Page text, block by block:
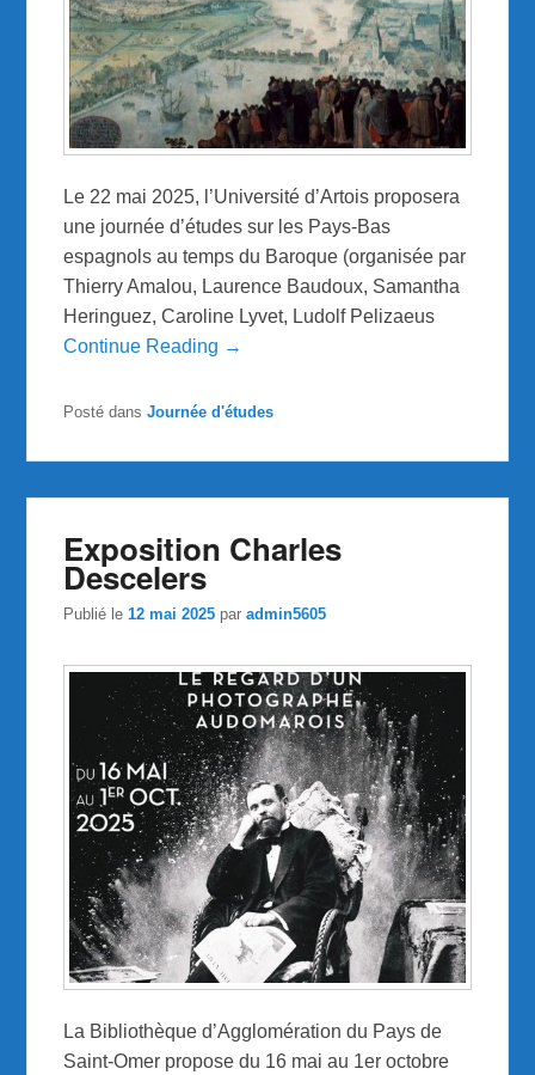
Le 22 mai 2025, l’Université d’Artois proposera
une journée d’études sur les Pays-Bas
espagnols au temps du Baroque (organisée par
Thierry Amalou, Laurence Baudoux, Samantha
Heringuez, Caroline Lyvet, Ludolf Pelizaeus
Continue Reading →
Posté dans Journée d'études
Exposition Charles
Descelers
Publié le12 mai 2025 paradmin5605
La Bibliothèque d’Agglomération du Pays de
Saint-Omer propose du 16 mai au 1er octobre